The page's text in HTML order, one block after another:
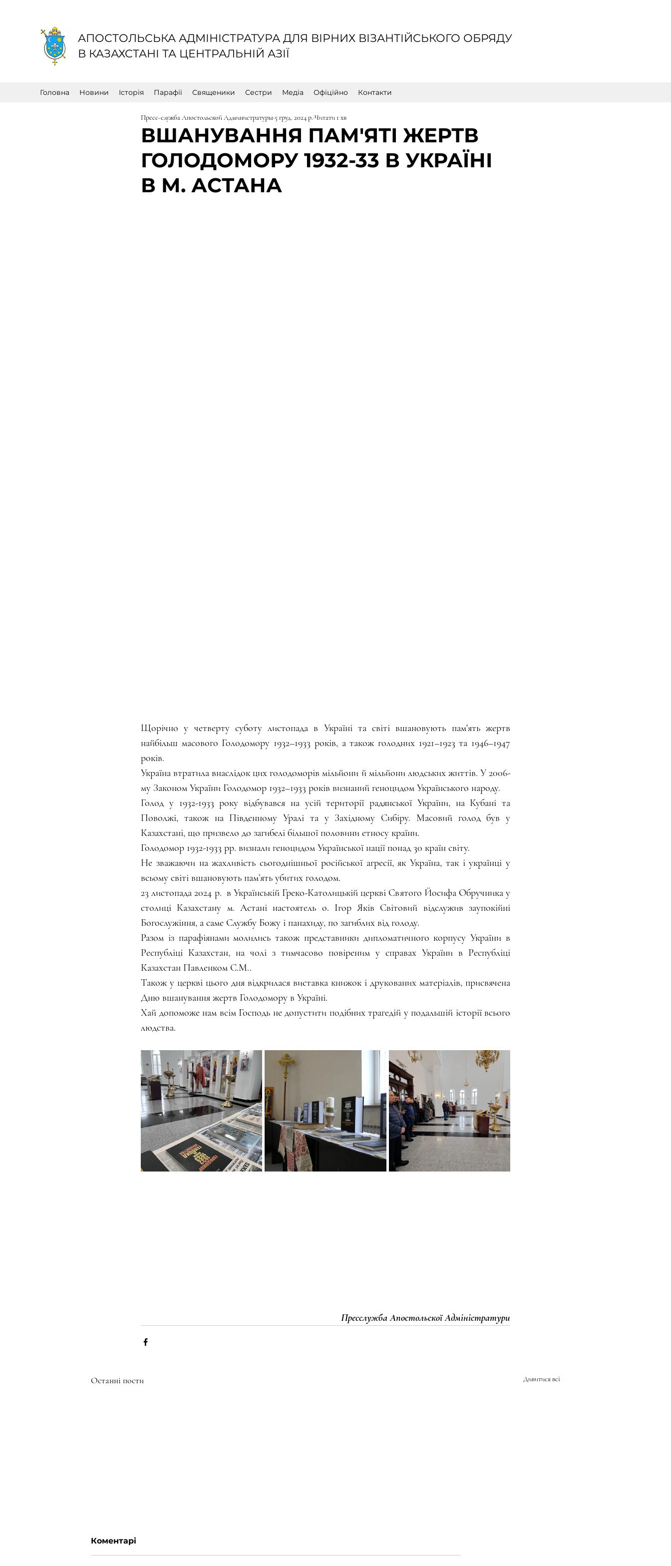
АПОСТОЛЬСЬКА АДМІНІСТРАТУРА ДЛЯ ВІРНИХ ВІЗАНТІЙСЬКОГО ОБРЯДУ
В КАЗАХСТАНІ ТА ЦЕНТРАЛЬНІЙ АЗІЇ
Головна Новини Історія Парафії Священики Сестри Медіа Офіційно Контакти
ВШАНУВАННЯ ПАМ'ЯТІ ЖЕРТВ
ГОЛОДОМОРУ 1932-33 В УКРАЇНІ
В М. АСТАНА
Пресс-служба Апостольской Администратуры5 груд. 2024 р. Читати 1 хв
Щорічно у четверту суботу листопада в Україні та світі вшановують пам'ять жертв
найбільш масового Голодомору 1932–1933 років, а також голодних 1921–1923 та 1946–1947
років.
Україна втратила внаслідок цих голодоморів мільйони й мільйони людських життів. У 2006-
му Законом України Голодомор 1932–1933 років визнаний геноцидом Українського народу.
Голод у 1932-1933 року відбувався на усій території радянської України, на Кубані та
Поволжі, також на Південному Уралі та у Західному Сибіру. Масовий голод був у
Казахстані, що призвело до загибелі більшої половини етносу країни.
Голодомор 1932-1933 рр. визнали геноцидом Української нації понад 30 країн світу.
Не зважаючи на жахливість сьогоднішньої російської агресії, як Україна, так і українці у
всьому світі вшановують пам’ять убитих голодом.
23 листопада 2024 р.  в Українській Греко-Католицькій церкві Святого Йосифа Обручника у
столиці Казахстану м. Астані настоятель о. Ігор Яків Світовий відслужив заупокійні
Богослужіння, а саме Службу Божу і панахиду, по загиблих від голоду.
Разом із парафіянами молились також представники дипломатичного корпусу України в
Республіці Казахстан, на чолі з тимчасово повіреним у справах України в Республіці
Казахстан Павленком С.М..
Також у церкві цього дня відкрилася виставка книжок і друкованих матеріалів, присвячена
Дню вшанування жертв Голодомору в Україні.
Хай допоможе нам всім Господь не допустити подібних трагедій у подальшій історії всього
людства.
Пресслужба Апостольскої Адміністратури
Останні пости Дивитися всі
Коментарі